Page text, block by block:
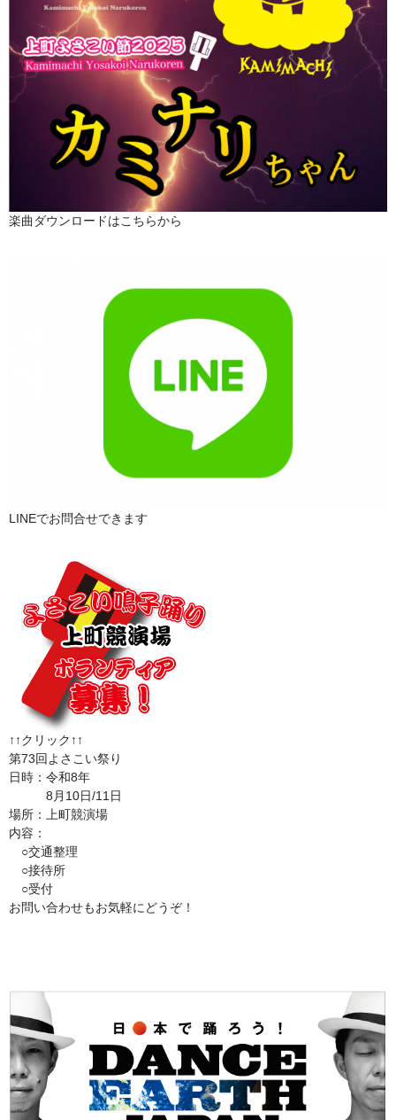
楽曲ダウンロードはこちらから
LINEでお問合せできます
↑↑クリック↑↑
第73回よさこい祭り
日時：令和8年
8月10日/11日
場所：上町競演場
内容：
○交通整理
○接待所
○受付
お問い合わせもお気軽にどうぞ！